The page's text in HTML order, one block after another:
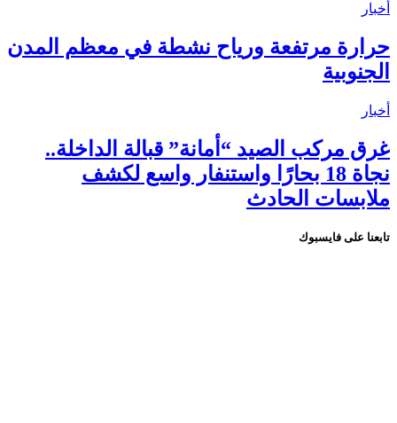
أخبار
حرارة مرتفعة ورياح نشطة في معظم المدن
الجنوبية
أخبار
غرق مركب الصيد “أمانة” قبالة الداخلة..
نجاة 18 بحارًا واستنفار واسع لكشف
ملابسات الحادث
تابعنا على فايسبوك